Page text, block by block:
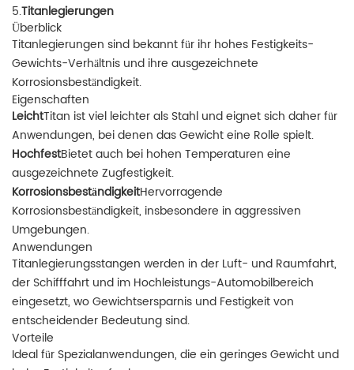
5.Titanlegierungen
Überblick
Titanlegierungen sind bekannt für ihr hohes Festigkeits-
Gewichts-Verhältnis und ihre ausgezeichnete
Korrosionsbeständigkeit.
Eigenschaften
LeichtTitan ist viel leichter als Stahl und eignet sich daher für
Anwendungen, bei denen das Gewicht eine Rolle spielt.
HochfestBietet auch bei hohen Temperaturen eine
ausgezeichnete Zugfestigkeit.
KorrosionsbeständigkeitHervorragende
Korrosionsbeständigkeit, insbesondere in aggressiven
Umgebungen.
Anwendungen
Titanlegierungsstangen werden in der Luft- und Raumfahrt,
der Schifffahrt und im Hochleistungs-Automobilbereich
eingesetzt, wo Gewichtsersparnis und Festigkeit von
entscheidender Bedeutung sind.
Vorteile
Ideal für Spezialanwendungen, die ein geringes Gewicht und